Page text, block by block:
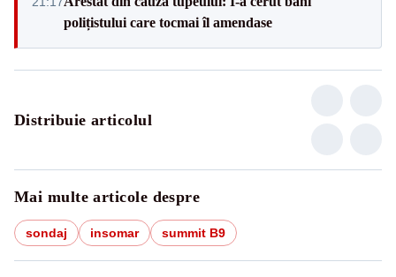
polițistului care tocmai îl amendase
Distribuie articolul
Mai multe articole despre
sondaj insomar summit B9